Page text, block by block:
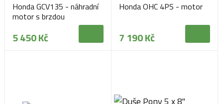
Honda GCV135 - náhradní
motor s brzdou
5 450 Kč
Honda OHC 4PS - motor
7 190 Kč